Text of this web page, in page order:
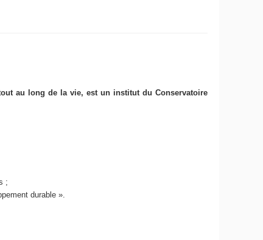
au long de la vie, est un institut du Conservatoire
;
durable ».